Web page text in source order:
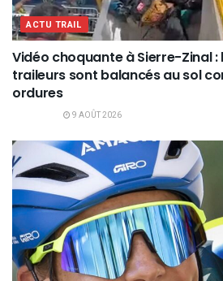
ACTU TRAIL
Vidéo choquante à Sierre-Zinal :
traileurs sont balancés au sol
ordures
9 AOÛT 2026